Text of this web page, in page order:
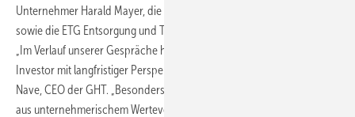
Unternehmer Harald Mayer, die RheinEnergie AG, die hylane GmbH
sowie die ETG Entsorgung und Transport GmbH als Gesellschafter.
„Im Verlauf unserer Gespräche haben wir Arboris als wertorientierten
Investor mit langfristiger Perspektive kennengelernt", sagt Robert
Nave, CEO der GHT. „Besonders begeistert hat uns die Kombination
aus unternehmerischem Werteverständnis, dem Anspruch,